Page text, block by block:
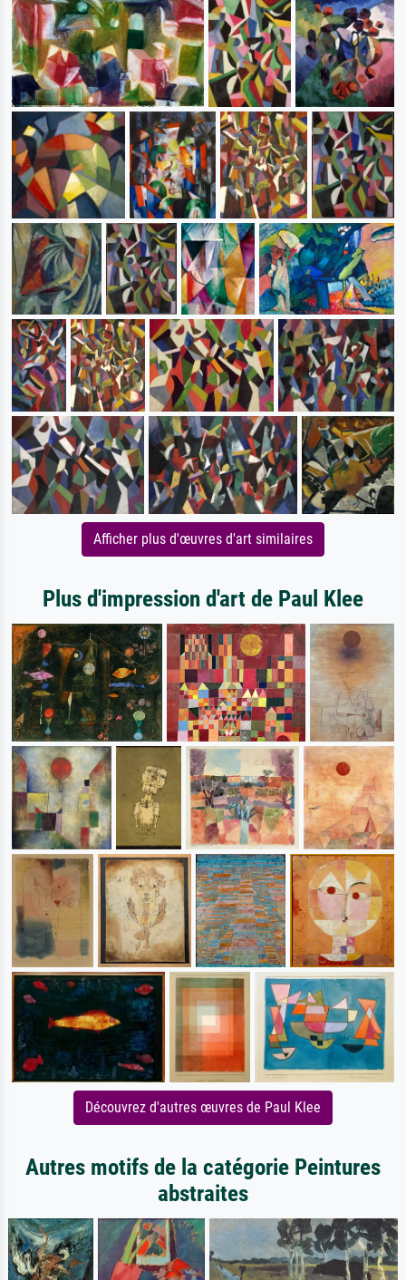
Afficher plus d'œuvres d'art similaires
Plus d'impression d'art de Paul Klee
Découvrez d'autres œuvres de Paul Klee
Autres motifs de la catégorie Peintures
abstraites